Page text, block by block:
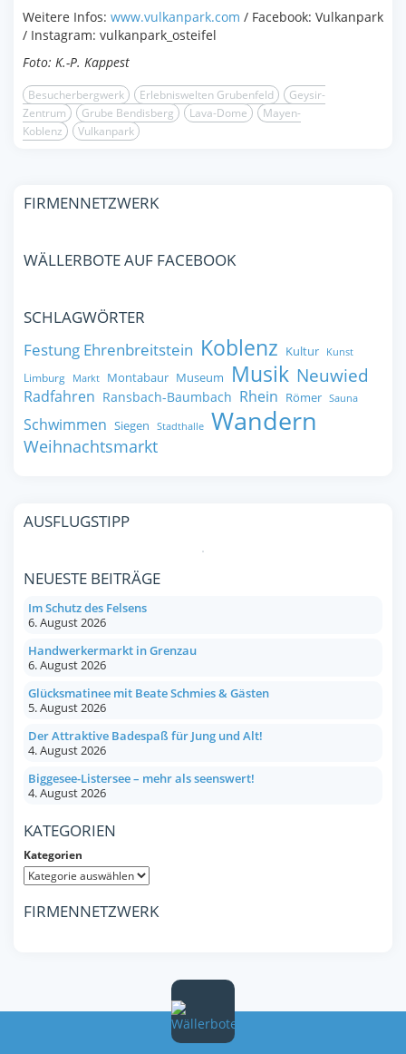
Weitere Infos: www.vulkanpark.com / Facebook: Vulkanpark
/ Instagram: vulkanpark_osteifel
Foto: K.-P. Kappest
Besucherbergwerk Erlebniswelten Grubenfeld
Geysir-
Zentrum
Grube Bendisberg Lava-Dome
Mayen-
Koblenz
Vulkanpark
FIRMENNETZWERK
WÄLLERBOTE AUF FACEBOOK
SCHLAGWÖRTER
Festung Ehrenbreitstein Koblenz Kultur Kunst
Limburg Markt Montabaur Museum Musik Neuwied
Radfahren Ransbach-Baumbach Rhein Römer Sauna
Schwimmen Siegen Stadthalle Wandern
Weihnachtsmarkt
AUSFLUGSTIPP
NEUESTE BEITRÄGE
Im Schutz des Felsens
6. August 2026
Handwerkermarkt in Grenzau
6. August 2026
Glücksmatinee mit Beate Schmies & Gästen
5. August 2026
Der Attraktive Badespaß für Jung und Alt!
4. August 2026
Biggesee-Listersee – mehr als seenswert!
4. August 2026
KATEGORIEN
Kategorien
FIRMENNETZWERK